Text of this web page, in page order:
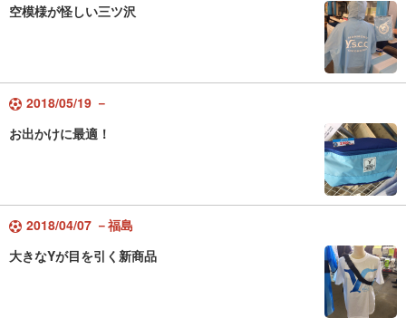
空模様が怪しい三ツ沢
2018/05/19 －
お出かけに最適！
2018/04/07 －福島
大きなYが目を引く新商品